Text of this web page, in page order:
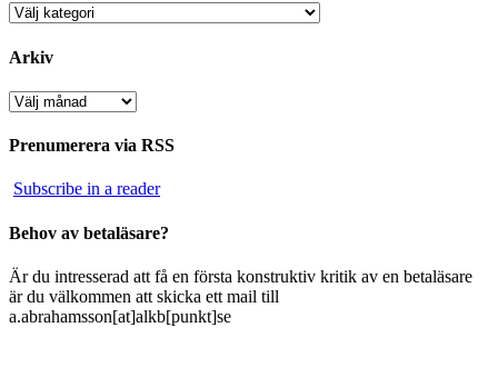
Kategorier
Arkiv
Arkiv
Prenumerera via RSS
Subscribe in a reader
Behov av betaläsare?
Är du intresserad att få en första konstruktiv kritik av en betaläsare
är du välkommen att skicka ett mail till
a.abrahamsson[at]alkb[punkt]se